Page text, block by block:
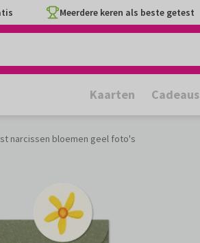
Meerdere keren als beste getest
Kaarten Cadeaus
narcissen bloemen geel foto's